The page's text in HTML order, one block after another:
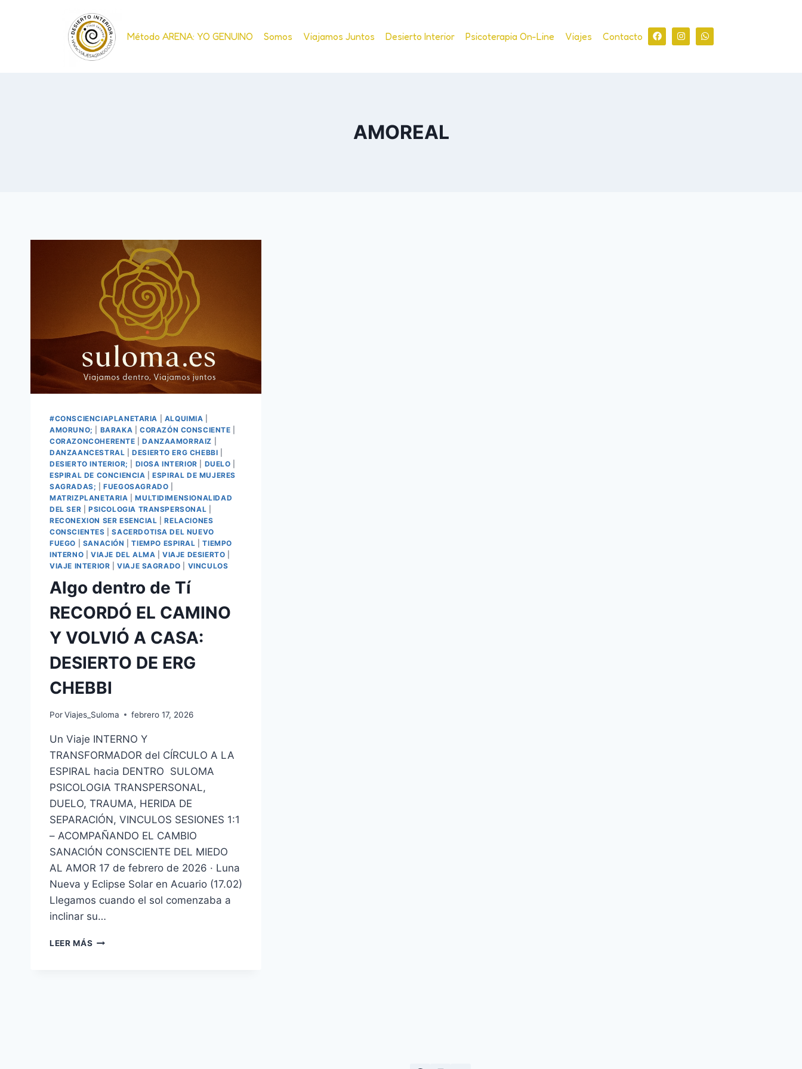
Método ARENA: YO GENUINO Somos Viajamos Juntos Desierto Interior Psicoterapia On-Line Viajes Contacto
AMOREAL
#CONSCIENCIAPLANETARIA ALQUIMIA
AMORUNO;
BARAKA CORAZÓN CONSCIENTE
CORAZONCOHERENTE |DANZAAMORRAIZ
DANZAANCESTRAL |DESIERTO ERG CHEBBI
DESIERTO INTERIOR;
DIOSA INTERIOR DUELO
ESPIRAL DE CONCIENCIA |ESPIRAL DE MUJERES
SAGRADAS; |FUEGOSAGRADO
MATRIZPLANETARIA |MULTIDIMENSIONALIDAD
DEL SER
PSICOLOGIA TRANSPERSONAL
RECONEXION SER ESENCIAL |RELACIONES
CONSCIENTES |SACERDOTISA DEL NUEVO
FUEGO
SANACIÓN |TIEMPO ESPIRAL |TIEMPO
INTERNO
VIAJE DEL ALMA |VIAJE DESIERTO
VIAJE INTERIOR |VIAJE SAGRADO VINCULOS
Algo dentro de Tí
RECORDÓ EL CAMINO
Y VOLVIÓ A CASA:
DESIERTO DE ERG
CHEBBI
PorViajes_Suloma febrero 17, 2026
Un Viaje INTERNO Y
TRANSFORMADOR del CÍRCULO A LA
ESPIRAL hacia DENTRO SULOMA
PSICOLOGIA TRANSPERSONAL,
DUELO, TRAUMA, HERIDA DE
SEPARACIÓN, VINCULOS SESIONES 1:1
– ACOMPAÑANDO EL CAMBIO
SANACIÓN CONSCIENTE DEL MIEDO
AL AMOR 17 de febrero de 2026 · Luna
Nueva y Eclipse Solar en Acuario (17.02)
Llegamos cuando el sol comenzaba a
inclinar su…
LEER MÁS